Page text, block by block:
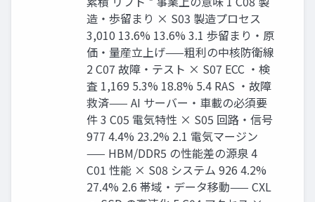
造・歩留まり × S03 製造プロセス
3,010 13.6% 13.6% 3.1 歩留まり・原
価・量産立上げ——粗利の中核防衛線
2 C07 故障・テスト × S07 ECC ・検
査 1,169 5.3% 18.8% 5.4 RAS ・故障
救済—— AI サーバー・車載の必須要
件 3 C05 電気特性 × S05 回路・信号
977 4.4% 23.2% 2.1 電気マージン
—— HBM/DDR5 の性能差の源泉 4
C01 性能 × S08 システム 926 4.2%
27.4% 2.6 帯域・データ移動—— CXL